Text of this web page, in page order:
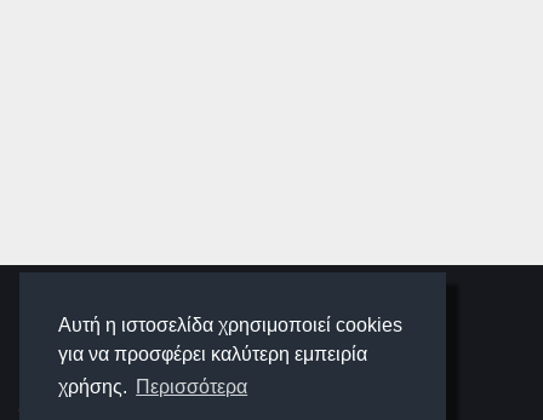
Αυτή η ιστοσελίδα χρησιμοποιεί cookies
για να προσφέρει καλύτερη εμπειρία
χρήσης. Περισσότερα
SCHOOLIGANS
SCHOOLWAVE